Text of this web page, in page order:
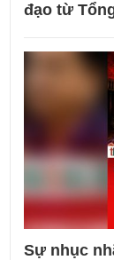
đạo từ
Sự nhục